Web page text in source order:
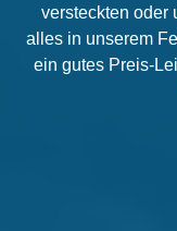
versteckten oder
alles in unserem
ein gutes Preis-